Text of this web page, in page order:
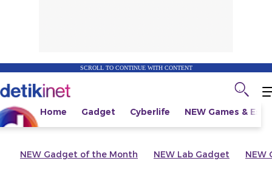
SCROLL TO CONTINUE WITH CONTENT
Home Gadget Cyberlife NEW Games &
NEW Gadget of the Month NEW Lab Gadget NEW